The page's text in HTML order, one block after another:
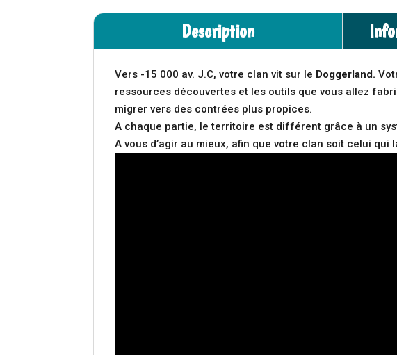
Description
Vers -15 000 av. J.C, votre clan vit sur le Doggerland.
ressources découvertes et les outils que vous allez
migrer vers des contrées plus propices.
A chaque partie, le territoire est différent grâce à un
A vous d’agir au mieux, afin que votre clan soit celui